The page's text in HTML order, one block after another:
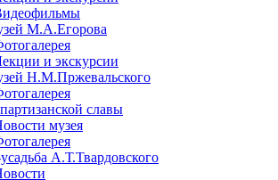
М.А.Егорова
и экскурсии
Н.М.Пржевальского
славы
музея
А.Т.Твардовского